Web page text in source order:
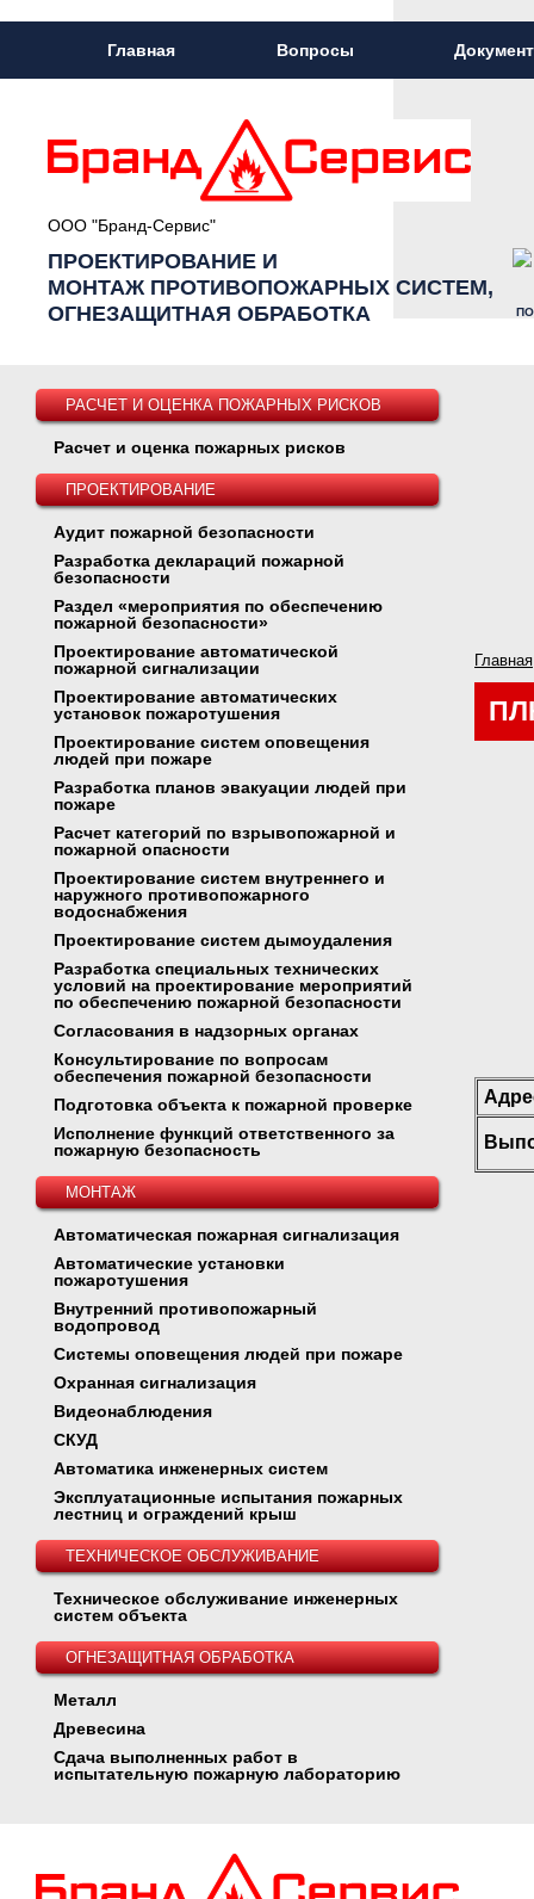
Главная Вопросы
ООО "Бранд-Сервис"
ПРОЕКТИРОВАНИЕ И
МОНТАЖ ПРОТИВОПОЖАРНЫХ СИСТЕМ,
ОГНЕЗАЩИТНАЯ ОБРАБОТКА
Главная
РАСЧЕТ И ОЦЕНКА ПОЖАРНЫХ РИСКОВ
Расчет и оценка пожарных рисков
ПРОЕКТИРОВАНИЕ
Аудит пожарной безопасности
Разработка деклараций пожарной
безопасности
Раздел «мероприятия по обеспечению
пожарной безопасности»
Проектирование автоматической
пожарной сигнализации
Проектирование автоматических
установок пожаротушения
Проектирование систем оповещения
людей при пожаре
Разработка планов эвакуации людей при
пожаре
Расчет категорий по взрывопожарной и
пожарной опасности
Проектирование систем внутреннего и
наружного противопожарного
водоснабжения
Проектирование систем дымоудаления
Разработка специальных технических
условий на проектирование мероприятий
по обеспечению пожарной безопасности
Согласования в надзорных органах
Консультирование по вопросам
обеспечения пожарной безопасности
Подготовка объекта к пожарной проверке
Исполнение функций ответственного за
пожарную безопасность
МОНТАЖ
Автоматическая пожарная сигнализация
Автоматические установки
пожаротушения
Внутренний противопожарный
водопровод
Системы оповещения людей при пожаре
Охранная сигнализация
Видеонаблюдения
СКУД
Автоматика инженерных систем
Эксплуатационные испытания пожарных
лестниц и ограждений крыш
ТЕХНИЧЕСКОЕ ОБСЛУЖИВАНИЕ
Техническое обслуживание инженерных
систем объекта
ОГНЕЗАЩИТНАЯ ОБРАБОТКА
Металл
Древесина
Сдача выполненных работ в
испытательную пожарную лабораторию